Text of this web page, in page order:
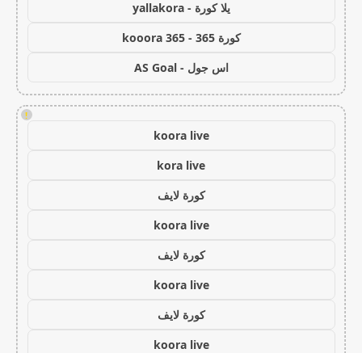
يلا كورة - yallakora
كورة 365 - kooora 365
اس جول - AS Goal
!
koora live
kora live
كورة لايف
koora live
كورة لايف
koora live
كورة لايف
koora live